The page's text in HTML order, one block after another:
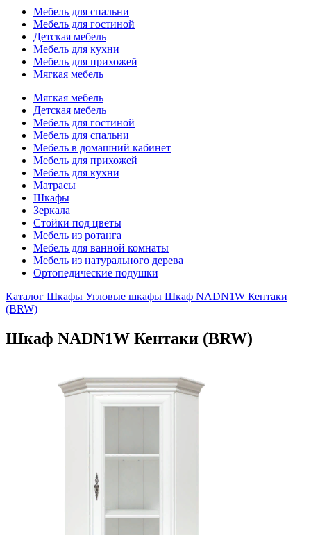
Мебель для спальни
Мебель для гостиной
Детская мебель
Мебель для кухни
Мебель для прихожей
Мягкая мебель
Мягкая мебель
Детская мебель
Мебель для гостиной
Мебель для спальни
Мебель в домашний кабинет
Мебель для прихожей
Мебель для кухни
Матрасы
Шкафы
Зеркала
Стойки под цветы
Мебель из ротанга
Мебель для ванной комнаты
Мебель из натурального дерева
Ортопедические подушки
Каталог Шкафы Угловые шкафы Шкаф NADN1W Кентаки
(BRW)
Шкаф NADN1W Кентаки (BRW)